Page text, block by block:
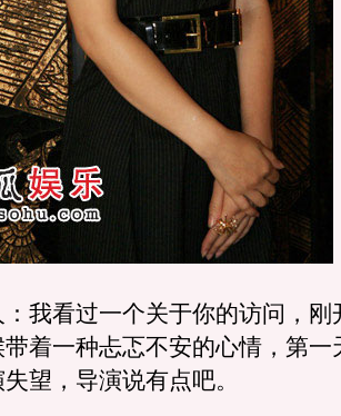
看过一个关于你的访问，刚
带着一种忐忑不安的心情，第一
望，导演说有点吧。